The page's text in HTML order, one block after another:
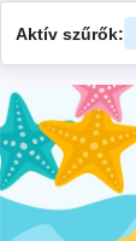
Aktív szűrők: